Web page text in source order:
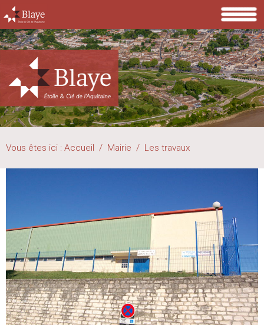
Vous êtes ici : Accueil / Mairie / Les travaux